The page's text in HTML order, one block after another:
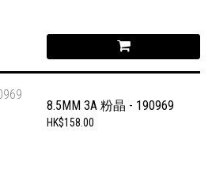
8.5MM 3A 粉晶 - 190969
HK$158.00